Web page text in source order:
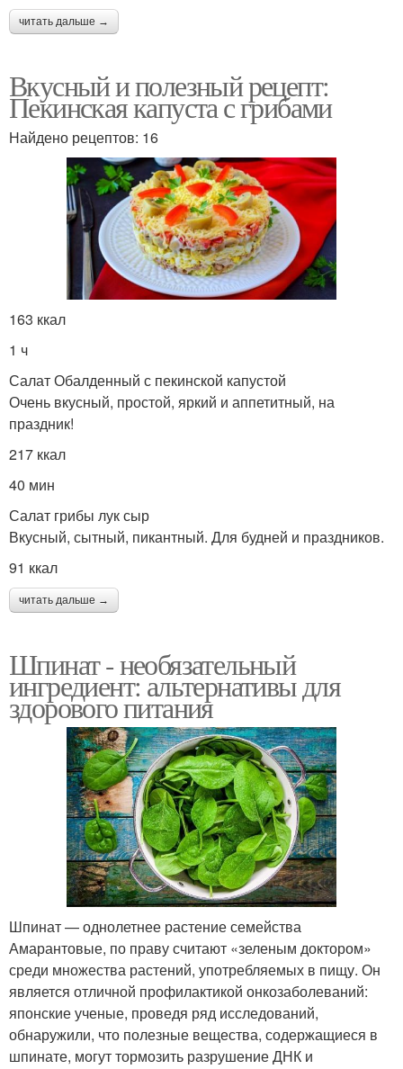
читать дальше →
Вкусный и полезный рецепт:
Пекинская капуста с грибами
Найдено рецептов: 16
163 ккал
1 ч
Салат Обалденный с пекинской капустой
Очень вкусный, простой, яркий и аппетитный, на
праздник!
217 ккал
40 мин
Салат грибы лук сыр
Вкусный, сытный, пикантный. Для будней и праздников.
91 ккал
читать дальше →
Шпинат - необязательный
ингредиент: альтернативы для
здорового питания
Шпинат — однолетнее растение семейства
Амарантовые, по праву считают «зеленым доктором»
среди множества растений, употребляемых в пищу. Он
является отличной профилактикой онкозаболеваний:
японские ученые, проведя ряд исследований,
обнаружили, что полезные вещества, содержащиеся в
шпинате, могут тормозить разрушение ДНК и